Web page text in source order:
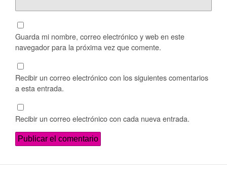
Guarda mi nombre, correo electrónico y web en este
navegador para la próxima vez que comente.
Recibir un correo electrónico con los siguientes comentarios
a esta entrada.
Recibir un correo electrónico con cada nueva entrada.